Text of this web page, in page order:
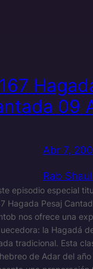
09
Abr 7,
Rab
episodio especial
Hagada Pesaj
nos ofrece una
la Hagadá
tradicional. Esta
de Adar del